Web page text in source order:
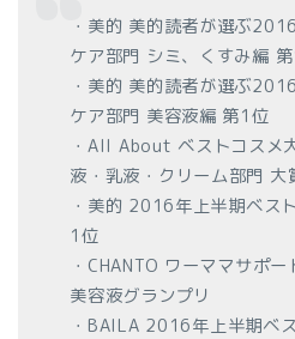
・美的 美的読者が選ぶ
ケア部門 シミ、くすみ編
・美的 美的読者が選ぶ
ケア部門 美容液編 第1位
・All About ベストコスメ
液・乳液・クリーム部門 大
・美的 2016年上半期ベス
1位
・CHANTO ワーママサポ
美容液グランプリ
・BAILA 2016年上半期ベ